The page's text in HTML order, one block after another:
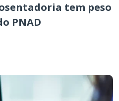
tem peso
PNAD